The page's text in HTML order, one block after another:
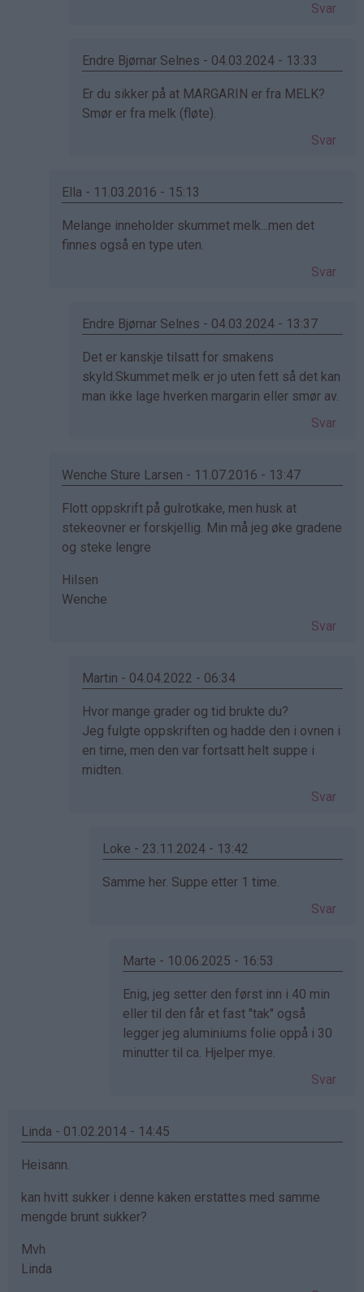
Svar
Endre Bjørnar Selnes - 04.03.2024 - 13:33
Som
svar
(ikke
Er du sikker på at MARGARIN er fra MELK?
Smør er fra melk (fløte).
Svar
Ella - 11.03.2016 - 15:13
Som
svar
(ikke
Melange inneholder skummet melk...men det
finnes også en type uten.
Svar
Endre Bjørnar Selnes - 04.03.2024 - 13:37
Som
svar
på
bekreftet)
Det er kanskje tilsatt for smakens
skyld.Skummet melk er jo uten fett så det kan
man ikke lage hverken margarin eller smør av.
Svar
Wenche Sture Larsen - 11.07.2016 - 13:47
Som
svar
på
Ida
(ikke
Flott oppskrift på gulrotkake, men husk at
stekeovner er forskjellig. Min må jeg øke gradene
og steke lengre
Hilsen
Wenche
Svar
Martin - 04.04.2022 - 06:34
Som
svar
på
av
(ikke
Hvor mange grader og tid brukte du?
Jeg fulgte oppskriften og hadde den i ovnen i
en time, men den var fortsatt helt suppe i
midten.
Svar
Loke - 23.11.2024 - 13:42
Som
Martin
bekreftet)
Samme her. Suppe etter 1 time.
Svar
Marte - 10.06.2025 - 16:53
Som
svar
på
av
Enig, jeg setter den først inn i 40 min
eller til den får et fast "tak" også
legger jeg aluminiums folie oppå i 30
minutter til ca. Hjelper mye.
Svar
Linda - 01.02.2014 - 14:45
Heisann.
kan hvitt sukker i denne kaken erstattes med samme
mengde brunt sukker?
Mvh
Linda